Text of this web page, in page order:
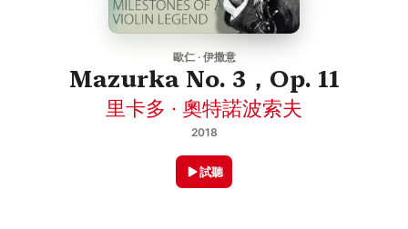
歐仁 · 伊撒意
Mazurka No. 3，Op. 11
里卡多 · 奧特諾波索夫
2018
試聽